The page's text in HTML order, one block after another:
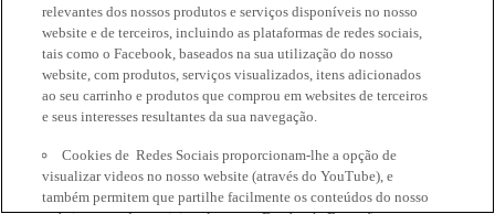
relevantes dos nossos produtos e serviços disponíveis no nosso
website e de terceiros, incluindo as plataformas de redes sociais,
tais como o Facebook, baseados na sua utilização do nosso
website, com produtos, serviços visualizados, itens adicionados
ao seu carrinho e produtos que comprou em websites de terceiros
e seus interesses resultantes da sua navegação.
Cookies de Redes Sociais proporcionam-lhe a opção de
visualizar videos no nosso website (através do YouTube), e
também permitem que partilhe facilmente os conteúdos do nosso